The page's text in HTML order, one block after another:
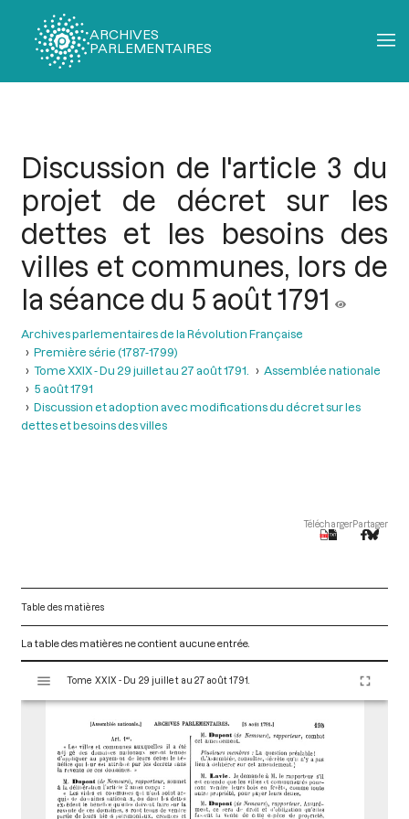
ARCHIVES
PARLEMENTAIRES
Discussion de l'article 3 du
projet de décret sur les
dettes et les besoins des
villes et communes, lors de
la séance du 5 août 1791
Archives parlementaires de la Révolution Française
Première série (1787-1799)
Tome XXIX - Du 29 juillet au 27 août 1791.
Assemblée nationale
5 août 1791
Discussion et adoption avec modifications du décret sur les
dettes et besoins des villes
TéléchargerPartager
Table des matières
La table des matières ne contient aucune entrée.
s
Tome XXIX - Du 29 juillet au 27 août 1791.